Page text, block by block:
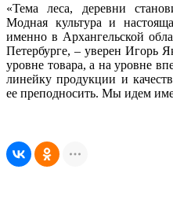
«Тема леса, деревни
Модная культура и
именно в Архангельской
Петербурге, – уверен Игорь
уровне товара, а на уровне
линейку продукции и
ее преподносить. Мы идем